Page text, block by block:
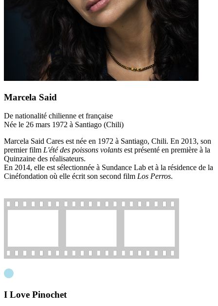
Marcela Said
De nationalité chilienne et française
Née le 26 mars 1972 à Santiago (Chili)
Marcela Said Cares est née en 1972 à Santiago, Chili. En 2013, son
premier film L'été des poissons volants est présenté en première à la
Quinzaine des réalisateurs.
En 2014, elle est sélectionnée à Sundance Lab et à la résidence de la
Cinéfondation où elle écrit son second film Los Perros.
I Love Pinochet